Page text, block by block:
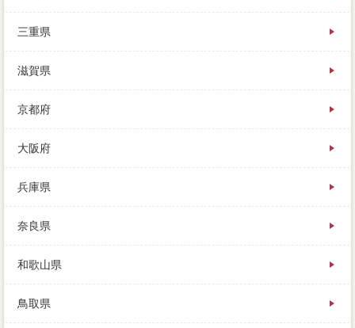
三重県
滋賀県
京都府
大阪府
兵庫県
奈良県
和歌山県
鳥取県